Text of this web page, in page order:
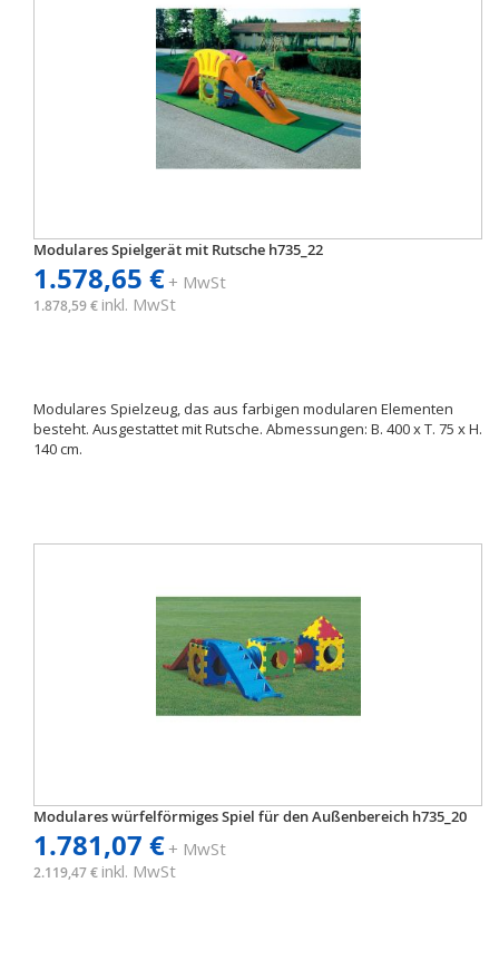
Modulares Spielgerät mit Rutsche h735_22
1.578,65 €+ MwSt
1.878,59 € inkl. MwSt
Modulares Spielzeug, das aus farbigen modularen Elementen
besteht. Ausgestattet mit Rutsche. Abmessungen: B. 400 x T. 75 x H.
140 cm.
Modulares würfelförmiges Spiel für den Außenbereich h735_20
1.781,07 €+ MwSt
2.119,47 € inkl. MwSt